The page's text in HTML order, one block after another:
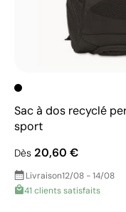
Sac à dos recyclé
sport
Dès 20,60 €
Livraison12/08 - 14/08
41 clients satisfaits